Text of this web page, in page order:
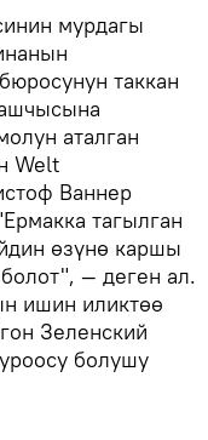
мурдагы
таккан
аталган
Welt
Ваннер
тагылган
өзүнө каршы
— деген ал.
ишин иликтөө
Зеленский
болушу